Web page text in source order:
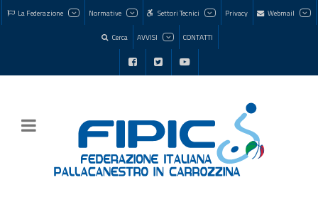
La Federazione Normative Settori Tecnici Privacy Webmail
Cerca AVVISI CONTATTI